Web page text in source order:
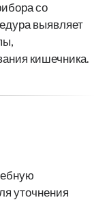
со
выявляет
кишечника.
уточнения